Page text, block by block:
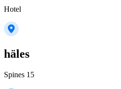
Hotel
häles
Spines 15